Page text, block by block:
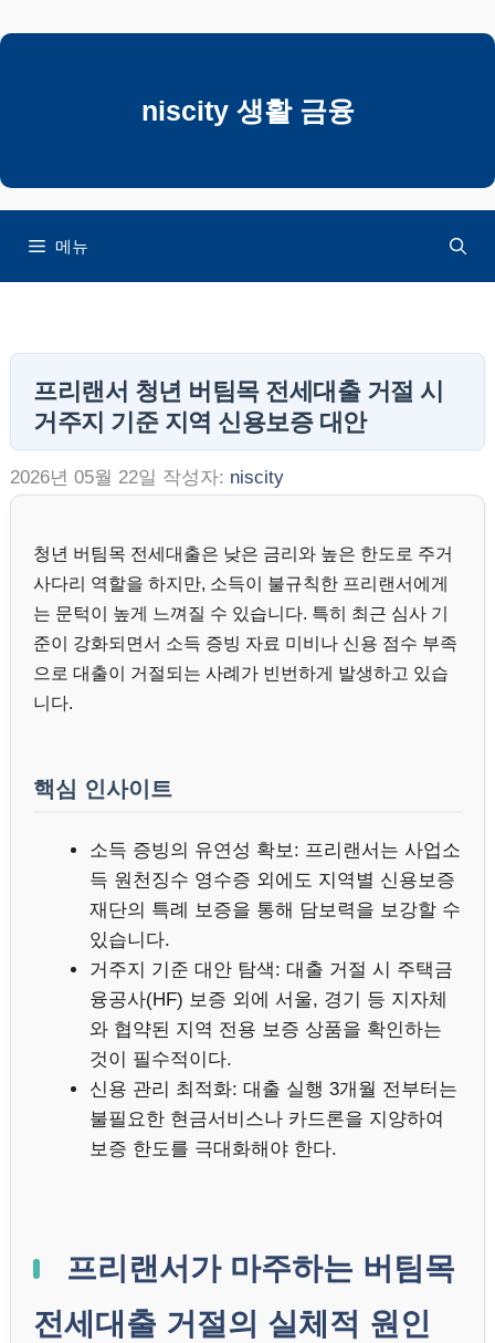
텐
뛰
niscity 생활 금융
메뉴
프리랜서 청년 버팀목 전세대출 거절 시
거주지 기준 지역 신용보증 대안
2026년 05월 22일 작성자: niscity
청년 버팀목 전세대출은 낮은 금리와 높은 한도로 주거
사다리 역할을 하지만, 소득이 불규칙한 프리랜서에게
는 문턱이 높게 느껴질 수 있습니다. 특히 최근 심사 기
준이 강화되면서 소득 증빙 자료 미비나 신용 점수 부족
으로 대출이 거절되는 사례가 빈번하게 발생하고 있습
니다.
핵심 인사이트
소득 증빙의 유연성 확보: 프리랜서는 사업소
득 원천징수 영수증 외에도 지역별 신용보증
재단의 특례 보증을 통해 담보력을 보강할 수
있습니다.
거주지 기준 대안 탐색: 대출 거절 시 주택금
융공사(HF) 보증 외에 서울, 경기 등 지자체
와 협약된 지역 전용 보증 상품을 확인하는
것이 필수적이다.
신용 관리 최적화: 대출 실행 3개월 전부터는
불필요한 현금서비스나 카드론을 지양하여
보증 한도를 극대화해야 한다.
프리랜서가 마주하는 버팀목
전세대출 거절의 실체적 원인